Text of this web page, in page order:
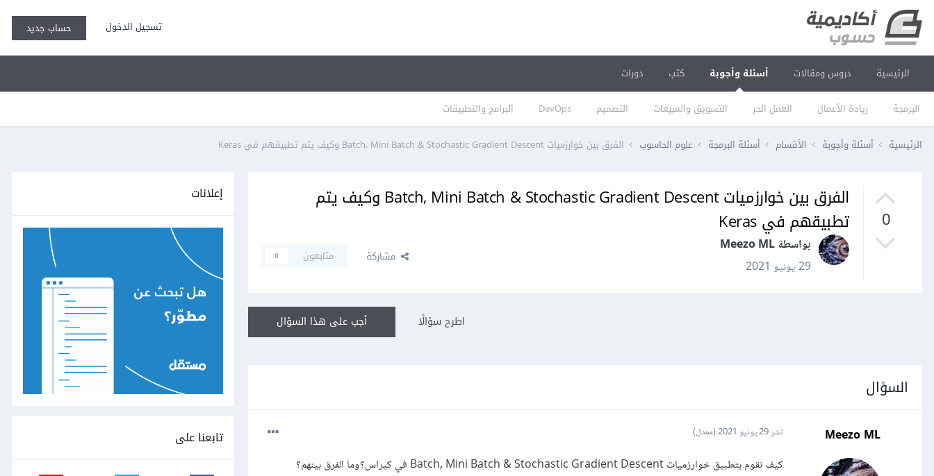
تسجيل الدخول حساب جديد
الرئيسية دروس ومقالات أسئلة وأجوبة
البرمجة ريادة الأعمال العمل الحر التسويق والمبيعات التصميم DevOps البرامج والتطبيقات
كتب دورات
الرئيسية أسئلة وأجوبة الأقسام أسئلة البرمجة علوم الحاسوب الفرق بين خوارزميات Batch, Mini Batch & Stochastic Gradient Descent وكيف يتم تطبيقهم في Keras
0
الفرق بين خوارزميات Batch, Mini Batch & Stochastic Gradient Descent وكيف يتم
تطبيقهم في Keras
بواسطة Meezo ML
29 يونيو 2021
مشاركة متابعون 0
أجب على هذا السؤال اطرح سؤالًا
السؤال
Meezo ML نشر29 يونيو 2021 (معدل)
كيف نقوم بتطبيق خوارزميات Batch, Mini Batch & Stochastic Gradient Descent في كيراس؟وما الفرق بينهم؟
إعلانات
تابعنا على